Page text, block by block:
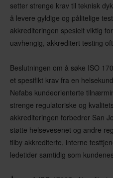
setter strenge krav til teknisk
å levere gyldige og pålitelige
akkrediteringen spesielt viktig
uavhengig, akkreditert testing
Beslutningen om å søke ISO
et spesifikt krav fra en
Nefabs kundeorienterte
strenge regulatoriske og
akkrediteringen forbedrer San
støtte helsevesenet og andre
tilby akkrediterte, interne
ledetider samtidig som